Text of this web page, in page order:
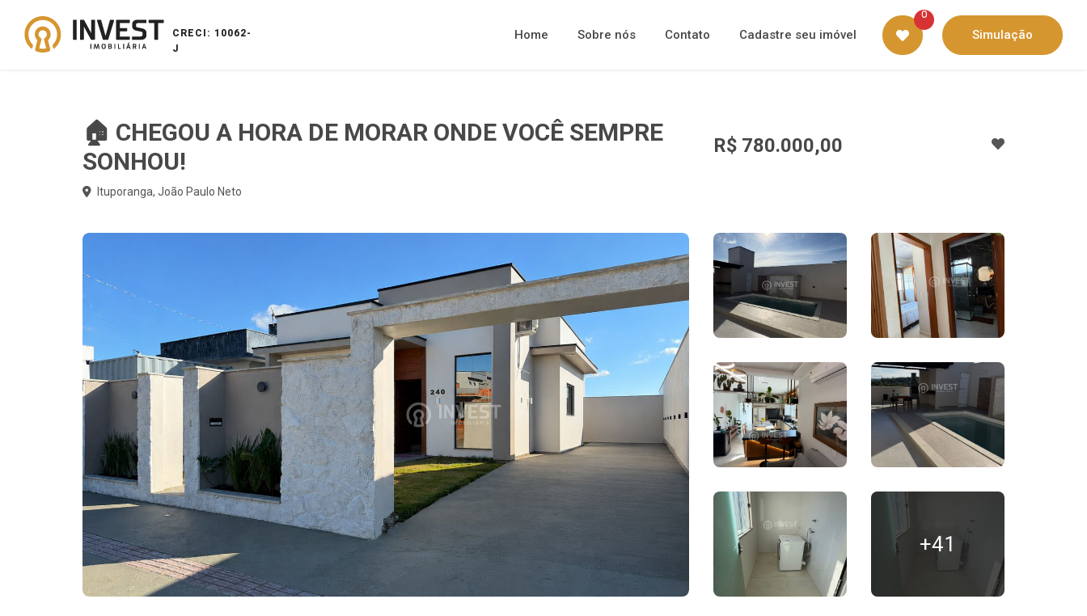
CRECI: 10062-
J
Home Sobre nós Contato Cadastre seu imóvel
0
Simulação
🏠 CHEGOU A HORA DE MORAR ONDE VOCÊ SEMPRE
SONHOU!
Ituporanga, João Paulo Neto
R$ 780.000,00
+41